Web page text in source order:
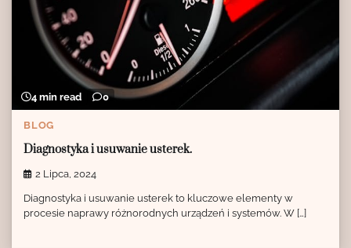
4 min read 0
BLOG
Diagnostyka i usuwanie usterek.
2 Lipca, 2024
Diagnostyka i usuwanie usterek to kluczowe elementy w
procesie naprawy różnorodnych urządzeń i systemów. W […]